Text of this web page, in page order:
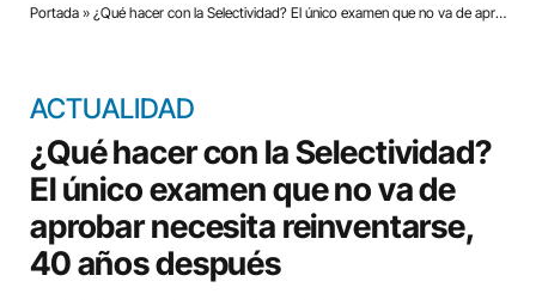
Portada » ¿Qué hacer con la Selectividad? El único examen que no va de aprobar necesita reinventarse, 40 años después
ACTUALIDAD
¿Qué hacer con la Selectividad?
El único examen que no va de
aprobar necesita reinventarse,
40 años después